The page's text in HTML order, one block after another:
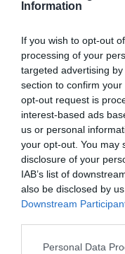
Information
If you wish to opt-out
processing of your
targeted advertising
section to confirm
opt-out request is
interest-based ads
us or personal
your opt-out. You may
disclosure of your
IAB’s list of
also be disclosed by
Downstream
Personal Data
Ακολουθήστε το
μάθετε πρώτοι όλες
Δείτε όλα τα
Πολιτισμό στο
Νέοι
Tags
STAND UP COMEDY
Newsletter